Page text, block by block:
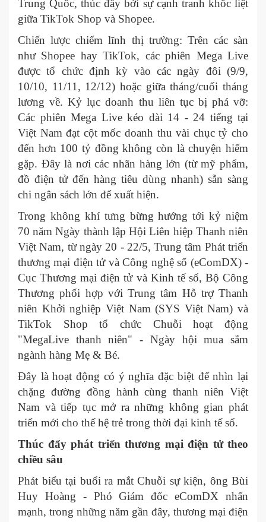
Trung Quốc, thúc đẩy bởi sự cạnh tranh khốc liệt
giữa TikTok Shop và Shopee.
Chiến lược chiếm lĩnh thị trường: Trên các sàn
như Shopee hay TikTok, các phiên Mega Live
được tổ chức định kỳ vào các ngày đôi (9/9,
10/10, 11/11, 12/12) hoặc giữa tháng/cuối tháng
lương về. Kỷ lục doanh thu liên tục bị phá vỡ:
Các phiên Mega Live kéo dài 14 - 24 tiếng tại
Việt Nam đạt cột mốc doanh thu vài chục tỷ cho
đến hơn 100 tỷ đồng không còn là chuyện hiếm
gặp. Đây là nơi các nhãn hàng lớn (từ mỹ phẩm,
đồ điện tử đến hàng tiêu dùng nhanh) sẵn sàng
chi ngân sách lớn để xuất hiện.
Trong không khí tưng bừng hướng tới kỷ niệm
70 năm Ngày thành lập Hội Liên hiệp Thanh niên
Việt Nam, từ ngày 20 - 22/5, Trung tâm Phát triển
thương mại điện tử và Công nghệ số (eComDX) -
Cục Thương mại điện tử và Kinh tế số, Bộ Công
Thương phối hợp với Trung tâm Hỗ trợ Thanh
niên Khởi nghiệp Việt Nam (SYS Việt Nam) và
TikTok Shop tổ chức Chuỗi hoạt động
"MegaLive thanh niên" - Ngày hội mua sắm
ngành hàng Mẹ & Bé.
Đây là hoạt động có ý nghĩa đặc biệt để nhìn lại
chặng đường đồng hành cùng thanh niên Việt
Nam và tiếp tục mở ra những không gian phát
triển mới cho thế hệ trẻ trong thời đại kinh tế số.
Thúc đẩy phát triển thương mại điện tử theo
chiều sâu
Phát biểu tại buổi ra mắt Chuỗi sự kiện, ông Bùi
Huy Hoàng - Phó Giám đốc eComDX nhấn
mạnh, trong những năm gần đây, thương mại điện